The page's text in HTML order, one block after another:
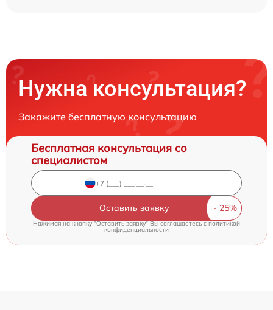
Нужна консультация?
Закажите бесплатную консультацию
Бесплатная консультация со
специалистом
Оставить заявку
Нажимая на кнопку "Оставить заявку" Вы соглашаетесь cполитикой
конфиденциальности